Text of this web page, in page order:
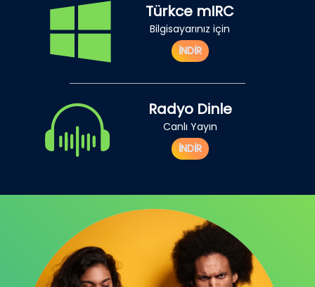
Türkce mIRC
Bilgisayarınız için
İNDİR
Radyo Dinle
Canlı Yayın
İNDİR